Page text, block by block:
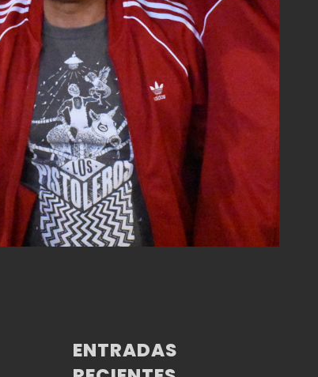
ENTRADAS